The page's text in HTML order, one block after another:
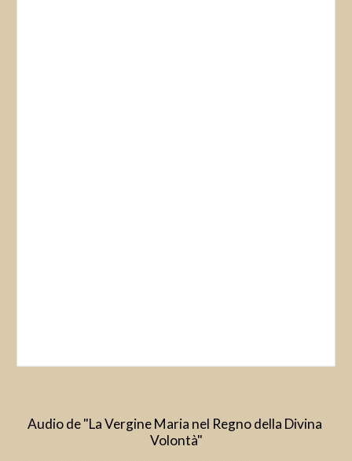
Audio de "La Vergine Maria nel Regno della Divina
Volontà"